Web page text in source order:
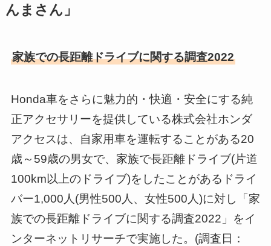
んまさん」
家族での長距離ドライブに関する調査2022
Honda車をさらに魅力的・快適・安全にする純
正アクセサリーを提供している株式会社ホンダ
アクセスは、自家用車を運転することがある20
歳～59歳の男女で、家族で長距離ドライブ(片道
100km以上のドライブ)をしたことがあるドライ
バー1,000人(男性500人、女性500人)に対し「家
族での長距離ドライブに関する調査2022」をイ
ンターネットリサーチで実施した。(調査日：